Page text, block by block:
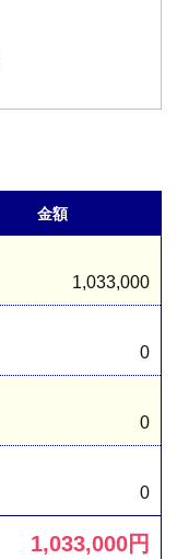
金額
1,033,000
0
0
0
1,033,000円